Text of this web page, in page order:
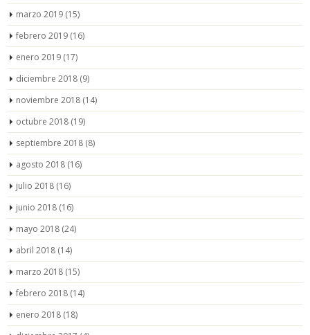
marzo 2019 (15)
febrero 2019 (16)
enero 2019 (17)
diciembre 2018 (9)
noviembre 2018 (14)
octubre 2018 (19)
septiembre 2018 (8)
agosto 2018 (16)
julio 2018 (16)
junio 2018 (16)
mayo 2018 (24)
abril 2018 (14)
marzo 2018 (15)
febrero 2018 (14)
enero 2018 (18)